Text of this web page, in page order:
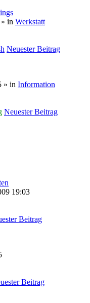
in Werkstatt
Neuester Beitrag
» in Information
Neuester Beitrag
19:03
Beitrag
Beitrag